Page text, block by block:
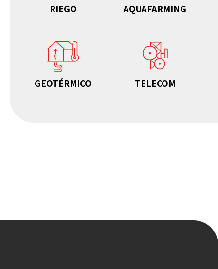
RIEGO AQUAFARMING
GEOTÉRMICO TELECOM